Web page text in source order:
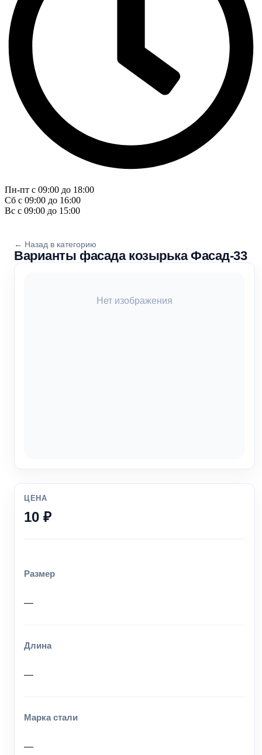
Пн-пт с 09:00 до 18:00
Сб с 09:00 до 16:00
Вс с 09:00 до 15:00
← Назад в категорию
Варианты фасада козырька Фасад-33
Нет изображения
ЦЕНА
10 ₽
Размер
—
Длина
—
Марка стали
—